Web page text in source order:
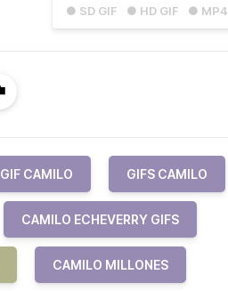
● SD GIF ● HD GIF ● MP4
GIF CAMILO GIFS CAMILO
CAMILO ECHEVERRY GIFS
CAMILO MILLONES